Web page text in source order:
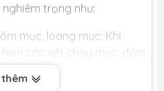
trọng như:
mực, loang mực: Khi
các vết chảy mực, đốm
dấu hiệu cho thấy các tinh
màn hình đã bị rò rỉ hoặc